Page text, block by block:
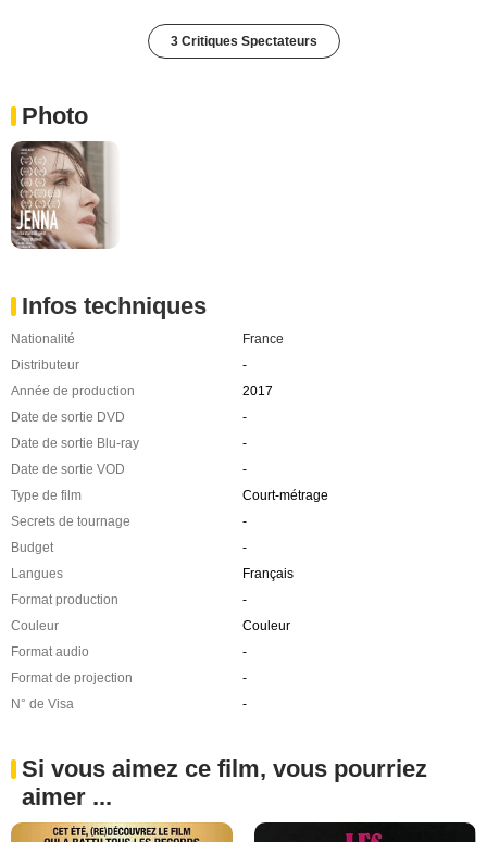
3 Critiques Spectateurs
Photo
Infos techniques
Nationalité
France
Distributeur
-
Année de production
2017
Date de sortie DVD
-
Date de sortie Blu-ray
-
Date de sortie VOD
-
Type de film
Court-métrage
Secrets de tournage
-
Budget
-
Langues
Français
Format production
-
Couleur
Couleur
Format audio
-
Format de projection
-
N° de Visa
-
Si vous aimez ce film, vous pourriez
aimer ...